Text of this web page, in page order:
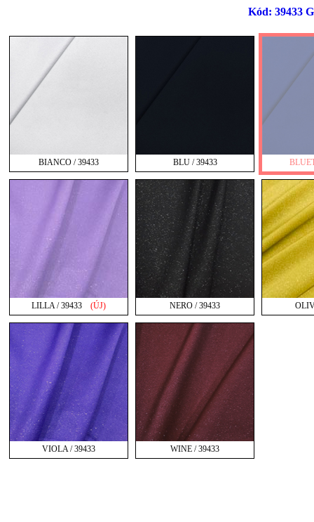
Kód: 39433
BIANCO / 39433 BLU / 39433
LILLA / 39433 (ÚJ) NERO / 39433
VIOLA / 39433 WINE / 39433